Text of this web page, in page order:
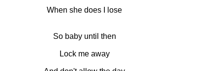
When she does I lose
So baby until then
Lock me away